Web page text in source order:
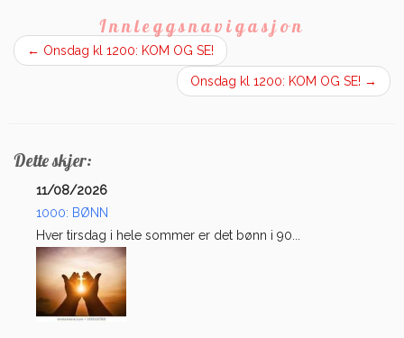
Innleggsnavigasjon
← Onsdag kl 1200: KOM OG SE!
Onsdag kl 1200: KOM OG SE! →
Dette skjer:
11/08/2026
1000: BØNN
Hver tirsdag i hele sommer er det bønn i 90...